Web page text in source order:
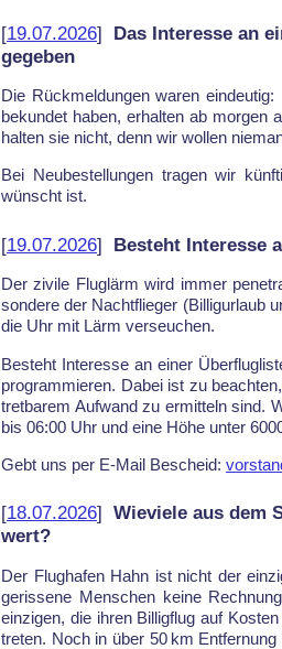
[19.07.2026] Das Interesse an
gegeben
Die Rück­mel­dun­gen wa­ren
be­kun­det ha­ben, er­hal­ten ab mor­gen
hal­ten sie nicht, denn wir wol­len
Bei Neu­be­stel­lun­gen tra­gen wir
wünscht ist.
[19.07.2026] Besteht Interesse
Der zi­vi­le Fluglärm wird im­mer
son­de­re der Nacht­flie­ger (Bil­li­g­ur­laub
die Uhr mit Lärm ver­seu­chen.
Be­steht In­ter­es­se an ei­ner
pro­gram­mie­ren. Da­bei ist zu
tret­ba­rem Auf­wand zu er­mit­teln sind.
bis 06:00 Uhr und eine Höhe unter
Gebt uns per E-Mail Bescheid:
[18.07.2026] Wieviele aus dem
wert?
Der Flug­ha­fen Hahn ist nicht der
ge­ris­se­ne Men­schen kei­ne
ein­zi­gen, die ih­ren Bil­lig­flug auf
tre­ten. Noch in über 50 km